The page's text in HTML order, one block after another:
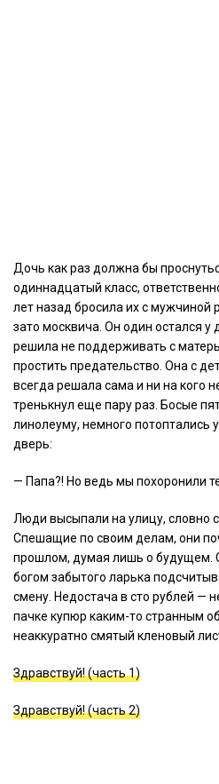
Дочь как раз должна бы
одиннадцатый класс,
лет назад бросила их с мужчиной
зато москвича. Он один остался у
решила не поддерживать с
простить предательство. Она с
всегда решала сама и ни на кого
тренькнул еще пару раз. Босые
линолеуму, немного потоптались
дверь:
— Папа?! Но ведь мы похоронили
Люди высыпали на улицу, словно
Спешащие по своим делам, они
прошлом, думая лишь о будущем.
богом забытого ларька
смену. Недостача в сто рублей —
пачке купюр каким-то странным
неаккуратно смятый кленовый
Здравствуй! (часть 1)
Здравствуй! (часть 2)